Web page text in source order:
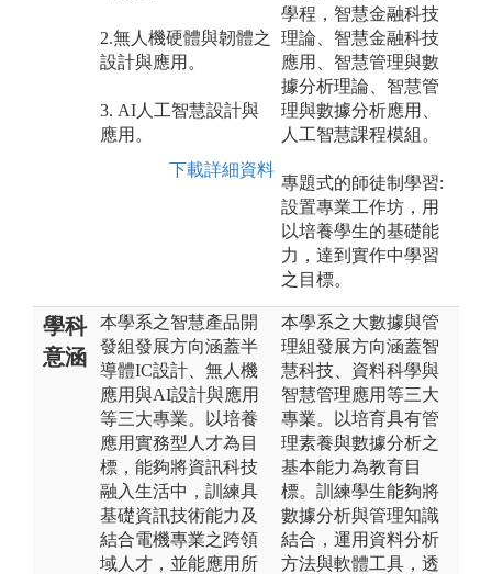
2.無人機硬體與韌體之
設計與應用。
3. AI人工智慧設計與
應用。
下載詳細資料
學程，智慧金融科技
理論、智慧金融科技
應用、智慧管理與數
據分析理論、智慧管
理與數據分析應用、
人工智慧課程模組。
專題式的師徒制學習:
設置專業工作坊，用
以培養學生的基礎能
力，達到實作中學習
之目標。
學科
意涵
本學系之智慧產品開
發組發展方向涵蓋半
導體IC設計、無人機
應用與AI設計與應用
等三大專業。以培養
應用實務型人才為目
標，能夠將資訊科技
融入生活中，訓練具
基礎資訊技術能力及
結合電機專業之跨領
域人才，並能應用所
本學系之大數據與管
理組發展方向涵蓋智
慧科技、資料科學與
智慧管理應用等三大
專業。以培育具有管
理素養與數據分析之
基本能力為教育目
標。訓練學生能夠將
數據分析與管理知識
結合，運用資料分析
方法與軟體工具，透